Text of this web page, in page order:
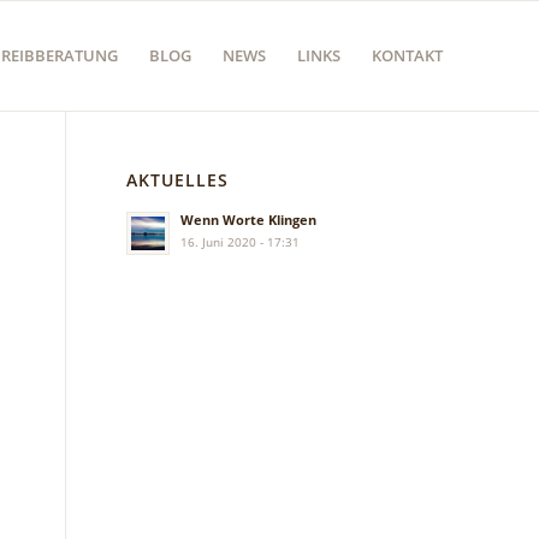
BLOG NEWS LINKS KONTAKT
AKTUELLES
Wenn Worte Klingen
16. Juni 2020 - 17:31